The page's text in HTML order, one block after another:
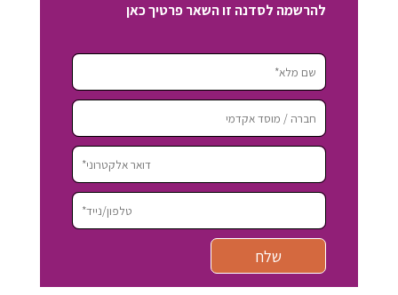
להרשמה לסדנה זו השאר פרטיך כאן